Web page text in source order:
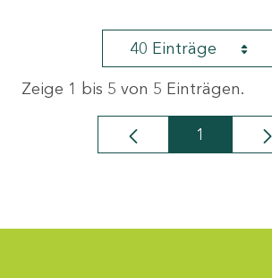
40 Einträge
Zeige 1 bis 5 von 5 Einträgen.
Seite
1